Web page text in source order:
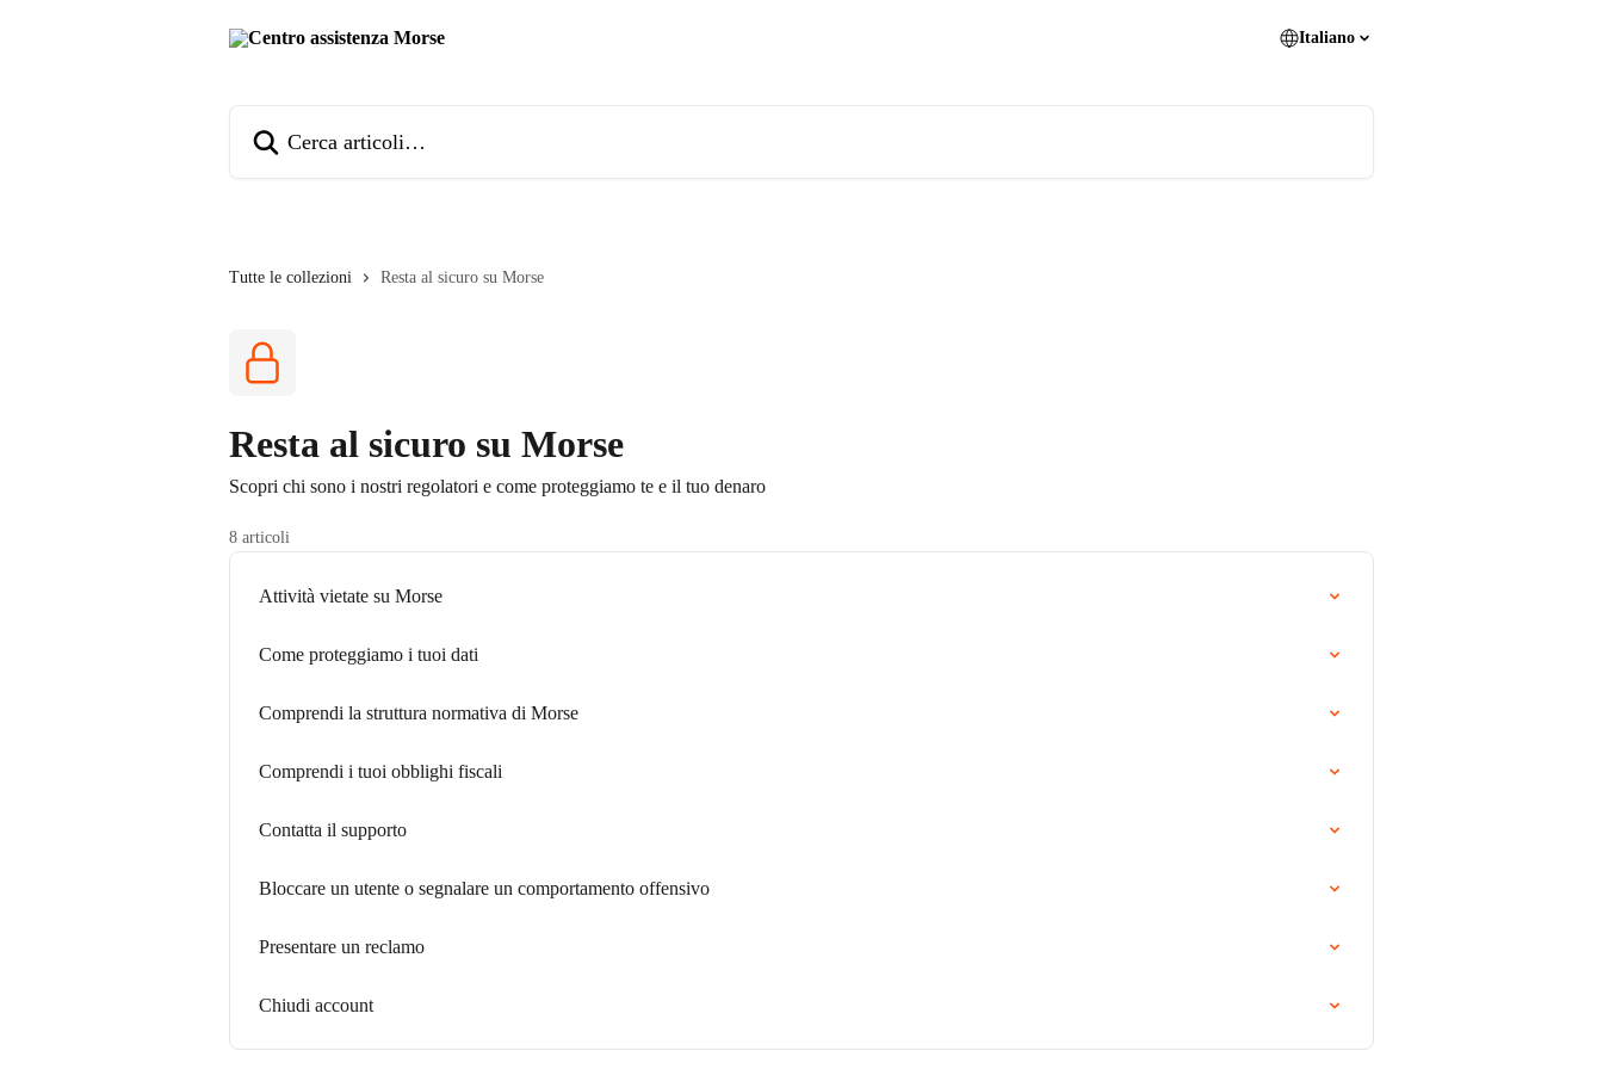
Italiano
Tutte le collezioni Resta al sicuro su Morse
Resta al sicuro su Morse
Scopri chi sono i nostri regolatori e come proteggiamo te e il tuo denaro
8 articoli
Attività vietate su Morse
Come proteggiamo i tuoi dati
Comprendi la struttura normativa di Morse
Comprendi i tuoi obblighi fiscali
Contatta il supporto
Bloccare un utente o segnalare un comportamento offensivo
Presentare un reclamo
Chiudi account